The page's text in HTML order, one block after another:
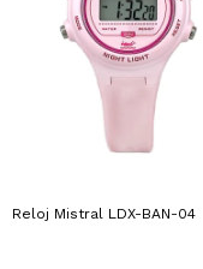
Reloj Mistral LDX-BAN-04